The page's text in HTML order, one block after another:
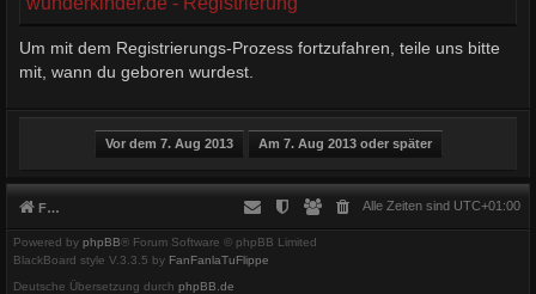
Um mit dem Registrierungs-Prozess fortzufahren, teile uns bitte
mit, wann du geboren wurdest.
Foren-Übersicht Alle Zeiten sind UTC+01:00
Powered by phpBB® Forum Software © phpBB Limited
BlackBoard style V.3.3.5 by FanFanlaTuFlippe
Deutsche Übersetzung durch phpBB.de